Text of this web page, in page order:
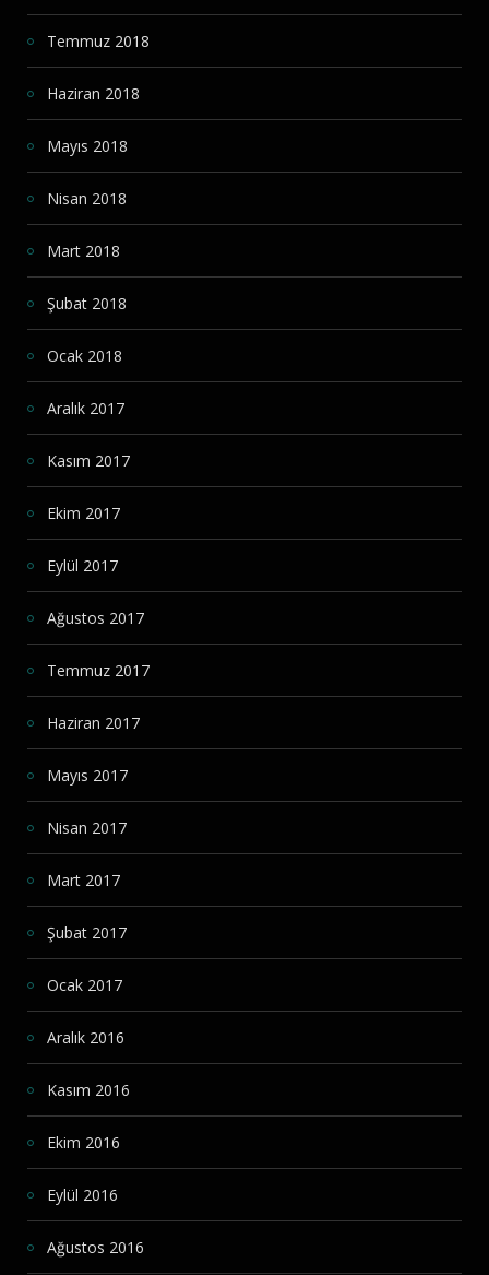
Temmuz 2018
Haziran 2018
Mayıs 2018
Nisan 2018
Mart 2018
Şubat 2018
Ocak 2018
Aralık 2017
Kasım 2017
Ekim 2017
Eylül 2017
Ağustos 2017
Temmuz 2017
Haziran 2017
Mayıs 2017
Nisan 2017
Mart 2017
Şubat 2017
Ocak 2017
Aralık 2016
Kasım 2016
Ekim 2016
Eylül 2016
Ağustos 2016